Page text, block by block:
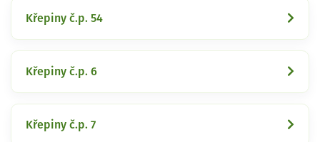
Křepiny č.p. 54
Křepiny č.p. 6
Křepiny č.p. 7